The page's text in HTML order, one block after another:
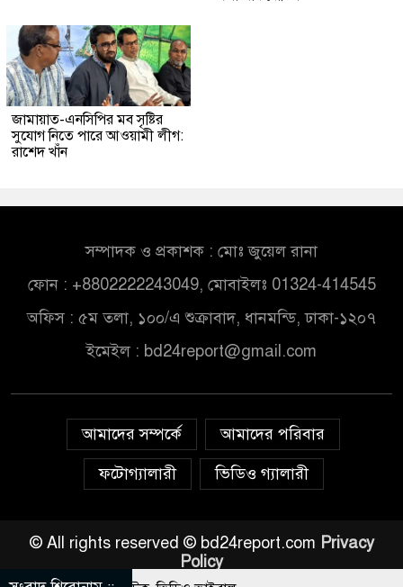
জামায়াত-এনসিপির মব সৃষ্টির
সুযোগ নিতে পারে আওয়ামী লীগ:
রাশেদ খাঁন
সম্পাদক ও প্রকাশক : মোঃ জুয়েল রানা
ফোন : +8802222243049, মোবাইলঃ 01324-414545
অফিস : ৫ম তলা, ১০০/এ শুক্রাবাদ, ধানমন্ডি, ঢাকা-১২০৭
ইমেইল : bd24report@gmail.com
আমাদের সম্পর্কে
আমাদের পরিবার
ফটোগ্যালারী
ভিডিও গ্যালারী
© All rights reserved © bd24report.com Privacy
Policy